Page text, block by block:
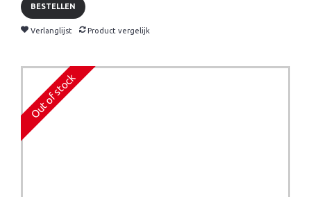
BESTELLEN
Verlanglijst Product vergelijk
Out of stock